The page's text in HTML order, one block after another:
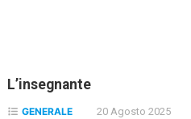
L’insegnante
GENERALE 20 Agosto 2025